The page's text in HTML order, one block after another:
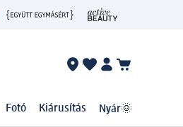
Fotó Kiárusítás Nyár🌞